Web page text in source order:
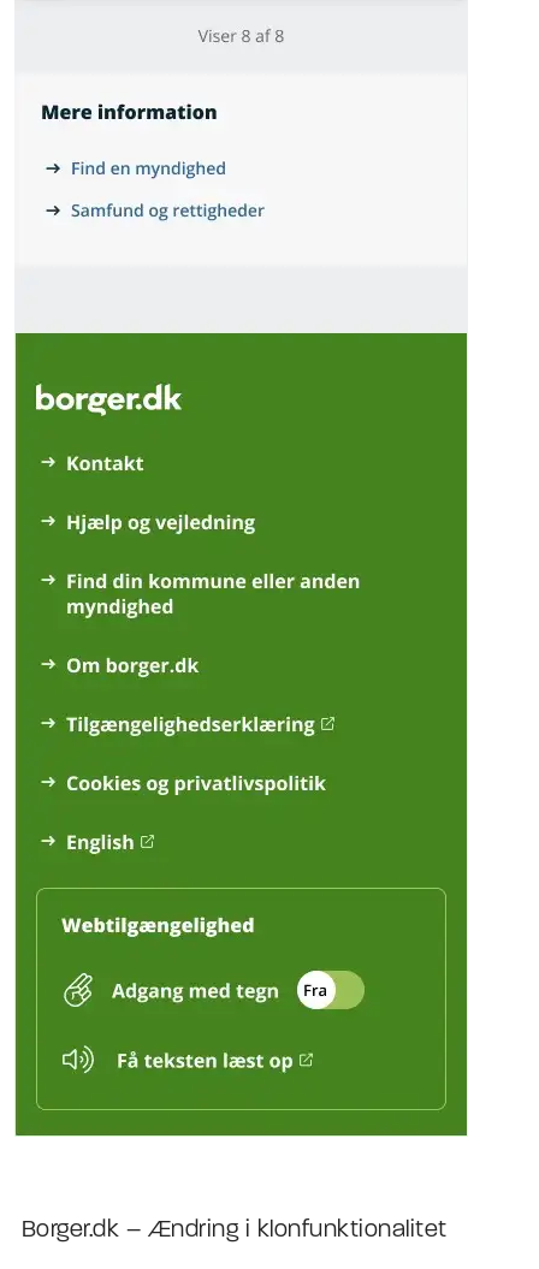
Borger.dk – Ændring i klonfunktionalitet